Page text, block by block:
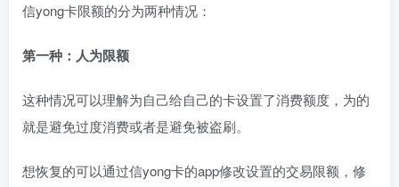
信yong卡限额的分为两种情况：
第一种：人为限额
这种情况可以理解为自己给自己的卡设置了消费额度，为的
就是避免过度消费或者是避免被盗刷。
想恢复的可以通过信yong卡的app修改设置的交易限额，修